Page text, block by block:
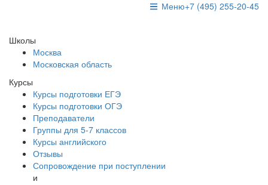
+7 (495) 255-20-45
Меню
Школы
Москва
Московская область
Курсы
Курсы подготовки ЕГЭ
Курсы подготовки ОГЭ
Преподаватели
Группы для 5-7 классов
Курсы английского
Отзывы
Сопровождение при поступлении
и